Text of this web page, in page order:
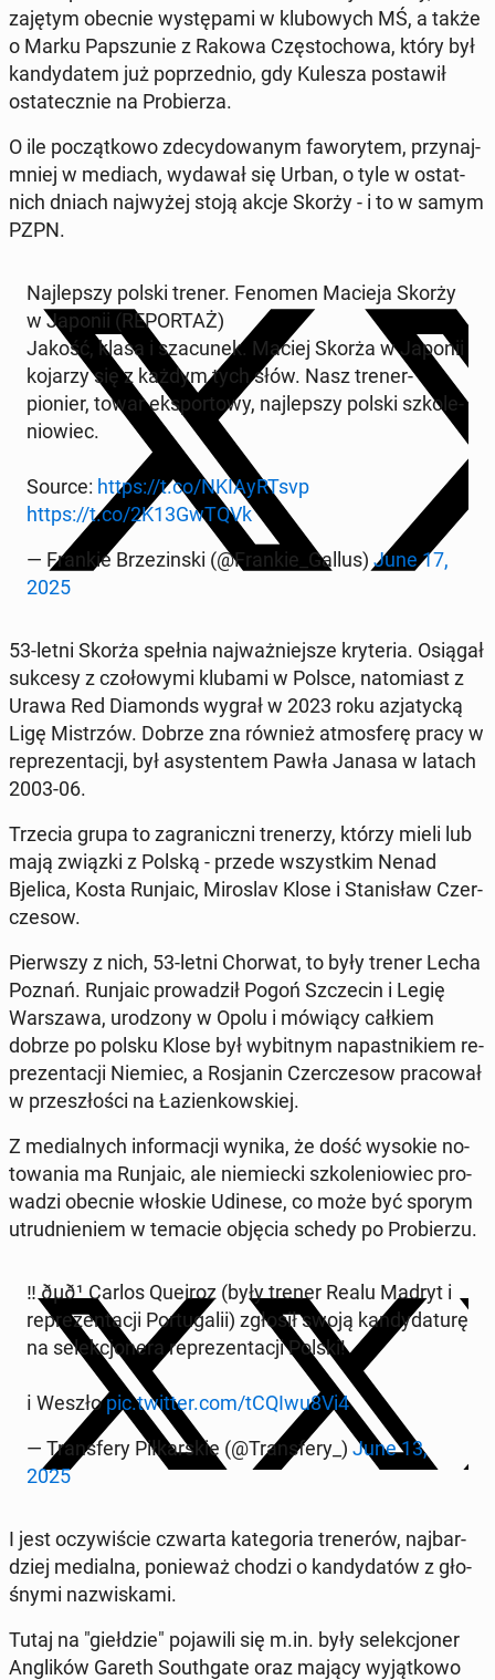
zajętym obecnie wy­stę­pa­mi w klu­bo­wych MŚ, a także
o Marku Pap­szu­nie z Rakowa Czę­sto­cho­wa, który był
kan­dy­da­tem już po­przed­nio, gdy Kulesza po­sta­wił
osta­tecz­nie na Pro­bie­rza.
O ile po­cząt­ko­wo zde­cy­do­wa­nym fa­wo­ry­tem, przy­naj­
mniej w mediach, wydawał się Urban, o tyle w ostat­
nich dniach naj­wy­żej stoją akcje Skorży - i to w samym
PZPN.
Naj­lep­szy polski trener. Fenomen Macieja Skorży
w Japonii (RE­POR­TAŻ)
Jakość, klasa i sza­cu­nek. Maciej Skorża w Japonii
kojarzy się z każdym tych słów. Nasz trener-
pionier, towar eks­por­to­wy, naj­lep­szy polski szko­le­
nio­wiec.
Source: https://t.co/NKIAyRT­svp
https://t.co/2K13GwTQVk
— Frankie Brze­zin­ski (@Frankie_Gallus) June 17,
2025
53-letni Skorża spełnia naj­waż­niej­sze kry­te­ria. Osiągał
sukcesy z czo­ło­wy­mi klubami w Polsce, na­to­miast z
Urawa Red Dia­monds wygrał w 2023 roku azja­tyc­ką
Ligę Mi­strzów. Dobrze zna również at­mos­fe­rę pracy w
re­pre­zen­ta­cji, był asy­sten­tem Pawła Janasa w latach
2003-06.
Trzecia grupa to za­gra­nicz­ni tre­ne­rzy, którzy mieli lub
mają związki z Polską - przede wszyst­kim Nenad
Bjelica, Kosta Runjaic, Mi­ro­slav Klose i Sta­ni­sław Czer­
cze­sow.
Pierw­szy z nich, 53-letni Chorwat, to były trener Lecha
Poznań. Runjaic pro­wa­dził Pogoń Szcze­cin i Legię
War­sza­wa, uro­dzo­ny w Opolu i mówiący całkiem
dobrze po polsku Klose był wy­bit­nym na­past­ni­kiem re­
pre­zen­ta­cji Niemiec, a Ro­sja­nin Czer­cze­sow pra­co­wał
w prze­szło­ści na Ła­zien­kow­skiej.
Z me­dial­nych in­for­ma­cji wynika, że dość wysokie no­
to­wa­nia ma Runjaic, ale nie­miec­ki szko­le­nio­wiec pro­
wa­dzi obecnie włoskie Udinese, co może być sporym
utrud­nie­niem w temacie objęcia schedy po Pro­bie­rzu.
‼️ ðµð¹ Carlos Queiroz (były trener Realu Madryt i
re­pre­zen­ta­cji Por­tu­ga­lii) zgłosił swoją kan­dy­da­tu­rę
na se­lek­cjo­ne­ra re­pre­zen­ta­cji Polski!
ℹ️ Weszłopic.twitter.com/tCQIwu8Vi4
— Trans­fe­ry Pił­kar­skie (@Trans­fe­ry_) June 13,
2025
I jest oczy­wi­ście czwarta ka­te­go­ria tre­ne­rów, naj­bar­
dziej me­dial­na, po­nie­waż chodzi o kan­dy­da­tów z gło­
śny­mi na­zwi­ska­mi.
Tutaj na "gieł­dzie" po­ja­wi­li się m.in. były se­lek­cjo­ner
An­gli­ków Gareth So­uth­ga­te oraz mający wy­jąt­ko­wo